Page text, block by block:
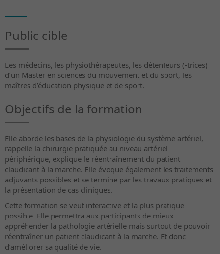
Public cible
Les médecins, les physiothérapeutes, les détenteurs (-trices)
d’un Master en sciences du mouvement et du sport, les
maîtres d’éducation physique et de sport.
Objectifs de la formation
Elle aborde les bases de la physiologie du système artériel,
rappelle la chirurgie pratiquée au niveau artériel
périphérique, explique le réentraînement du patient
claudicant à la marche. Elle évoque également les traitements
adjuvants possibles et se termine par les travaux pratiques et
la présentation de cas cliniques.
Cette formation se veut interactive et la plus pratique
possible. Elle permettra aux participants de mieux
appréhender la pathologie artérielle mais surtout de pouvoir
réentraîner un patient claudicant à la marche. Et donc
d’améliorer sa qualité de vie.